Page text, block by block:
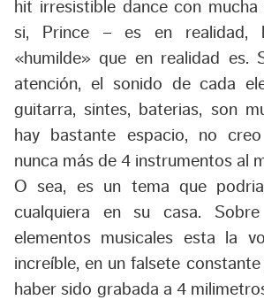
hit irresistible dance con mucha
si, Prince – es en realidad,
«humilde» que en realidad es.
atención, el sonido de cada
guitarra, sintes, baterias, son
hay bastante espacio, no
nunca más de 4 instrumentos al
O sea, es un tema que
cualquiera en su casa.
elementos musicales esta la
increíble, en un falsete
haber sido grabada a 4